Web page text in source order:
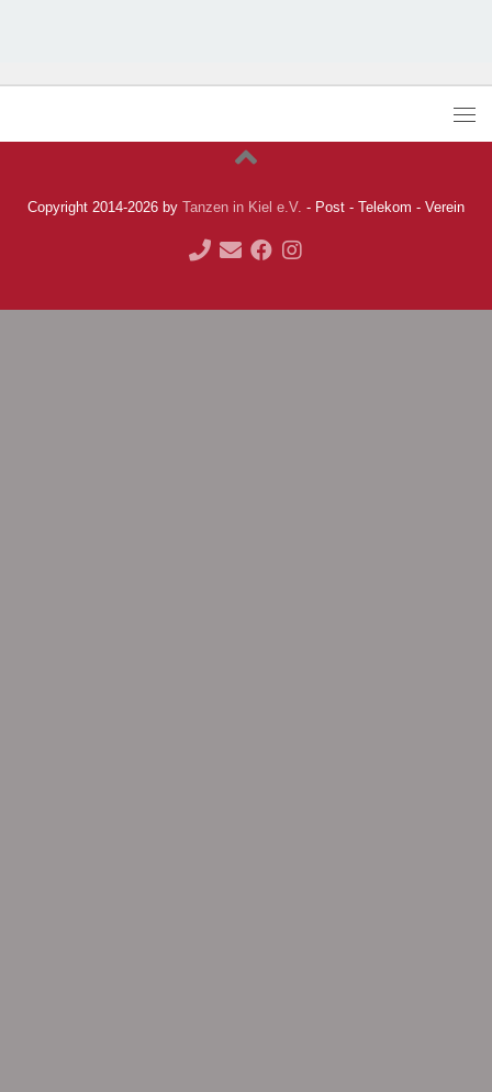
Copyright 2014-2026 by Tanzen in Kiel e.V. - Post - Telekom - Verein